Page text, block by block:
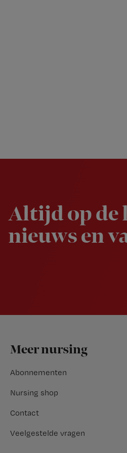
Altijd op de
nieuws en
Footer
Meer nursing
Abonnementen
Nursing shop
Contact
Veelgestelde vragen